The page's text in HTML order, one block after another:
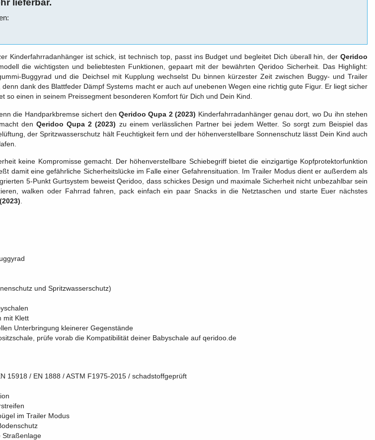
Kinderfahrradanhänger ist schick, ist technisch top, passt ins Budget und begleitet Dich überall hin, derQeridoo
die wichtigsten und beliebtesten Funktionen, gepaart mit der bewährten Qeridoo Sicherheit. Das Highlight:
Buggyrad und die Deichsel mit Kupplung wechselst Du binnen kürzester Zeit zwischen Buggy- und Trailer
dank des Blattfeder Dämpf Systems macht er auch auf unebenen Wegen eine richtig gute Figur. Er liegt sicher
so einen in seinem Preissegment besonderen Komfort für Dich und Dein Kind.
die Handparkbremse sichert den Qeridoo Qupa 2 (2023) Kinderfahrradanhänger genau dort, wo Du ihn stehen
denQeridoo Qupa 2 (2023) zu einem verlässlichen Partner bei jedem Wetter. So sorgt zum Beispiel das
der Spritzwasserschutz hält Feuchtigkeit fern und der höhenverstellbare Sonnenschutz lässt Dein Kind auch
keine Kompromisse gemacht. Der höhenverstellbare Schiebegriff bietet die einzigartige Kopfprotektorfunktion
damit eine gefährliche Sicherheitslücke im Falle einer Gefahrensituation. Im Trailer Modus dient er außerdem als
5-Punkt Gurtsystem beweist Qeridoo, dass schickes Design und maximale Sicherheit nicht unbezahlbar sein
walken oder Fahrrad fahren, pack einfach ein paar Snacks in die Netztaschen und starte Euer nächstes
und Spritzwasserschutz)
mit Klett
Unterbringung kleinerer Gegenstände
prüfe vorab die Kompatibilität deiner Babyschale auf qeridoo.de
15918 / EN 1888 / ASTM F1975-2015 / schadstoffgeprüft
im Trailer Modus
Straßenlage